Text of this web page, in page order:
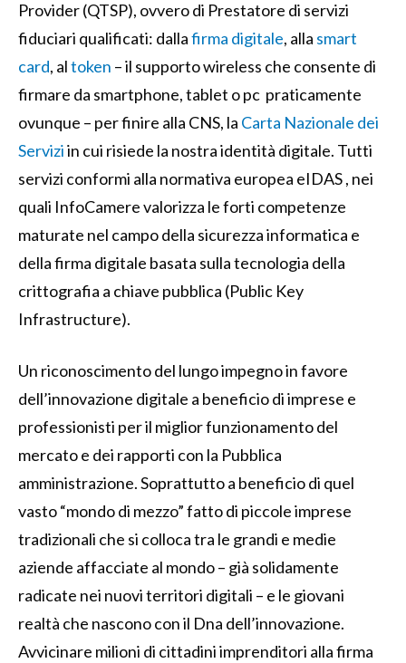
Provider (QTSP), ovvero di Prestatore di servizi
fiduciari qualificati: dallafirma digitale, alla smart
card, altoken – il supporto wireless che consente di
firmare da smartphone, tablet o pc praticamente
ovunque – per finire alla CNS, la Carta Nazionale dei
Serviziin cui risiede la nostra identità digitale. Tutti
servizi conformi alla normativa europea eIDAS , nei
quali InfoCamere valorizza le forti competenze
maturate nel campo della sicurezza informatica e
della firma digitale basata sulla tecnologia della
crittografia a chiave pubblica (Public Key
Infrastructure).
Un riconoscimento del lungo impegno in favore
dell’innovazione digitale a beneficio di imprese e
professionisti per il miglior funzionamento del
mercato e dei rapporti con la Pubblica
amministrazione. Soprattutto a beneficio di quel
vasto “mondo di mezzo” fatto di piccole imprese
tradizionali che si colloca tra le grandi e medie
aziende affacciate al mondo – già solidamente
radicate nei nuovi territori digitali – e le giovani
realtà che nascono con il Dna dell’innovazione.
Avvicinare milioni di cittadini imprenditori alla firma